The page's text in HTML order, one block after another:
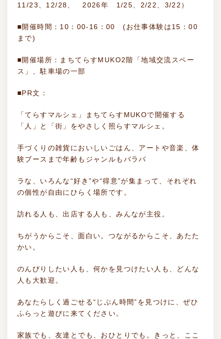
11/23、12/28、 2026年 1/25、2/22、3/22）
■開催時間：10：00-16：00 (お仕事体験は15：00
まで)
■開催場所：まちてらすMUKO2階「地域交流スペー
ス」、駐車場の一部
■PR文：
「てらすマルシェ」まちてらすMUKOで開催する
「人」と「街」をやさしく照らすマルシェ。
手づくりの雑貨においしいごはん、アートや音楽、体
験ブースまで年齢もジャンルもバラバ
ラな、いろんな“好き”や“得意”が集まって、それぞれ
の個性が自由にひらく場所です。
訪れる人も、出店する人も、みんなが主役。
ちがうからこそ、面白い。つながるからこそ、あたた
かい。
のんびりしたい人も、何かを見つけたい人も、どんな
人も大歓迎。
あなたらしく過ごせる“じぶん時間”を見つけに、ぜひ
ふらっと遊びに来てください。
家族でも、友達とでも、おひとりでも。きっと、ここ